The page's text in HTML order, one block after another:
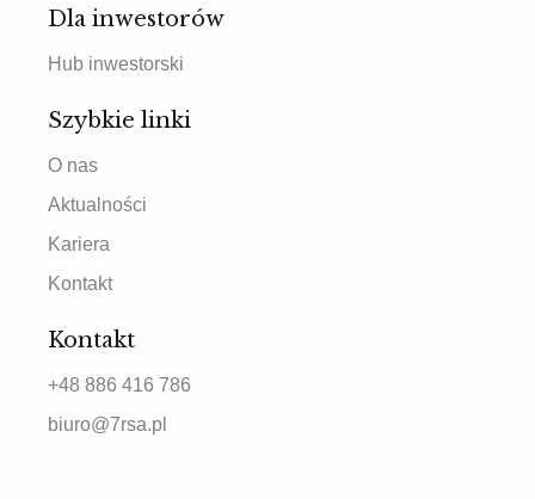
Dla inwestorów
Hub inwestorski
Szybkie linki
O nas
Aktualności
Kariera
Kontakt
Kontakt
+48 886 416 786
biuro@7rsa.pl